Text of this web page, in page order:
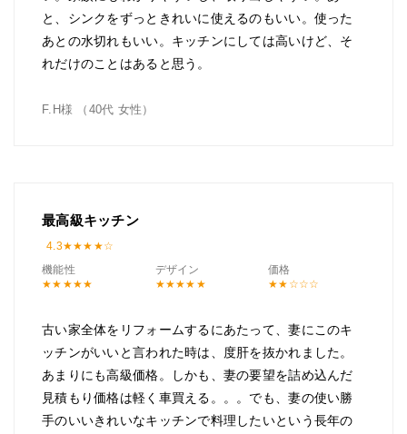
と、シンクをずっときれいに使えるのもいい。使った
あとの水切れもいい。キッチンにしては高いけど、そ
れだけのことはあると思う。
F.H様 （40代 女性）
最高級キッチン
4.3
機能性
デザイン 価格
古い家全体をリフォームするにあたって、妻にこのキ
ッチンがいいと言われた時は、度肝を抜かれました。
あまりにも高級価格。しかも、妻の要望を詰め込んだ
見積もり価格は軽く車買える。。。でも、妻の使い勝
手のいいきれいなキッチンで料理したいという長年の